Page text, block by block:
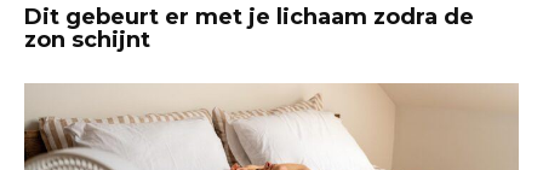
Dit gebeurt er met je lichaam zodra de
zon schijnt